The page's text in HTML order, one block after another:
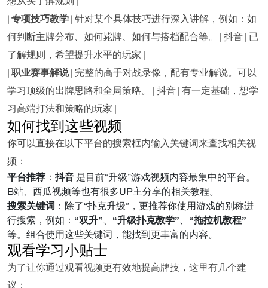
| 专项技巧教学 | 针对某个具体技巧进行深入讲解，例如：如
何判断主牌分布、如何毙牌、如何与搭档配合等。 | 抖音 | 已
了解规则，希望提升水平的玩家 |
| 职业赛事解说| 完整的高手对战录像，配有专业解说。可以
学习顶级的出牌思路和全局策略。 | 抖音 | 有一定基础，想学
习高端打法和策略的玩家 |
如何找到这些视频
你可以直接在以下平台的搜索框内输入关键词来查找相关视
频：
平台推荐 ： 抖音 是目前“升级”游戏视频内容最集中的平台。
B站、西瓜视频等也有很多UP主分享的相关教程。
搜索关键词 ：除了“扑克升级”，更推荐你使用游戏的别称进
行搜索，例如： “双升” “升级扑克教学”
“拖拉机教程”
等。组合使用这些关键词，能找到更丰富的内容。
观看学习小贴士
为了让你通过观看视频更有效地提高牌技，这里有几个建
议：